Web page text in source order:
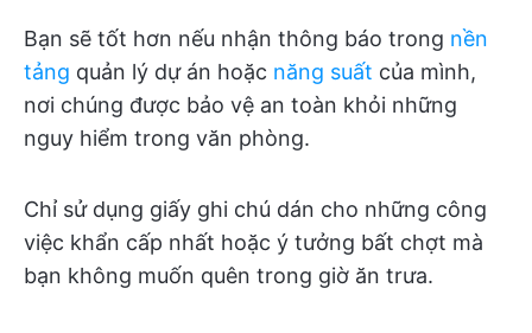
Bạn sẽ tốt hơn nếu nhận thông báo trong nền
tảng quản lý dự án hoặc năng suất của mình,
nơi chúng được bảo vệ an toàn khỏi những
nguy hiểm trong văn phòng.
Chỉ sử dụng giấy ghi chú dán cho những công
việc khẩn cấp nhất hoặc ý tưởng bất chợt mà
bạn không muốn quên trong giờ ăn trưa.